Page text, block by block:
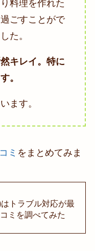
料理を作れた
ごすことがで
た。
キレイ。特に
。
ます。
ミ をまとめてみま
トラブル対応が最
ミを調べてみた